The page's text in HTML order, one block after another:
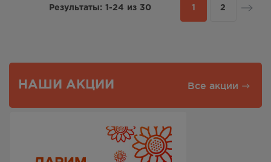
Результаты: 1-24 из 30 1 2
НАШИ АКЦИИ Все акции